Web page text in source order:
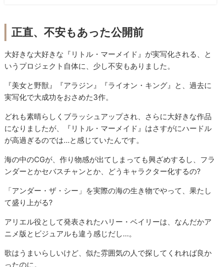
正直、不安もあった公開前
大好きな大好きな『リトル・マーメイド』が実写化される、と
いうプロジェクト自体に、少し不安もありました。
『美女と野獣』『アラジン』『ライオン・キング』と、過去に
実写化で大成功をおさめた3作。
どれも素晴らしくブラッシュアップされ、さらに大好きな作品
になりましたが、『リトル・マーメイド』はさすがにハードル
が高過ぎるのでは…と感じていたんです。
海の中のCGが、作り物感が出てしまっても興ざめするし、フラ
ンダーとかセバスチャンとか、どうキャラクター化するの?
「アンダー・ザ・シー」を実際の海の生き物でやって、果たし
て盛り上がる?
アリエル役として発表されたハリー・ベイリーは、なんだかア
ニメ版とビジュアルも違う感じだし…。
歌はうまいらしいけど、似た雰囲気の人で探してくれれば良か
ったのに。